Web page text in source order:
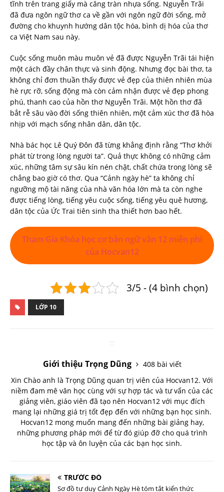
tĩnh trên trang giấy mà căng tràn nhựa sống. Nguyễn Trãi
đã đưa ngôn ngữ thơ ca về gần với ngôn ngữ đời sống, mở
đường cho khuynh hướng dân tộc hóa, bình dị hóa của thơ
ca Việt Nam sau này.
Cuộc sống muôn màu muôn vẻ đã được Nguyễn Trãi tái hiện
một cách đầy chân thực và sinh động. Nhưng đọc bài thơ, ta
không chỉ đơn thuần thấy được vẻ đẹp của thiên nhiên mùa
hè rực rỡ, sống động mà còn cảm nhận được vẻ đẹp phong
phú, thanh cao của hồn thơ Nguyễn Trãi. Một hồn thơ đã
bắt rễ sâu vào đời sống thiên nhiên, một cảm xúc thơ đã hòa
nhịp với mạch sống nhân dân, dân tộc.
Nhà bác học Lê Quý Đôn đã từng khẳng định rằng “Thơ khởi
phát từ trong lòng người ta”. Quả thực không có những cảm
xúc, những tâm sự sâu kín nén chặt, chất chứa trong lòng sẽ
chẳng bao giờ có thơ. Qua “Cảnh ngày hè” ta không chỉ
ngưỡng mộ tài năng của nhà văn hóa lớn mà ta còn nghe
được tiếng lòng, tiếng yêu cuộc sống, tiếng yêu quê hương,
dân tộc của Ức Trai tiên sinh tha thiết hơn bao hết.
Tham Gia Khóa học cơ bản ngữ văn 12 miễn phí
của Hocvan12
3/5 - (4 bình chọn)
LỚP 10
Giới thiệu Trọng Dũng
408 bài viết
Xin Chào anh là Trọng Dũng quan trị viên của Hocvan12. Với
niềm đam mê văn học cùng với sự hợp tác và tư vấn của các
giảng viên, giáo viên đã tạo nên Hocvan12 với mục đích
mang lại những giá trị tốt đẹp đến với những bạn học sinh.
Hocvan12 mong muốn mang đến những bài giảng hay,
những phương pháp mới để từ đó giúp đỡ cho quá trình
học tập và ôn luyện của các bạn học sinh.
TRƯỚC ĐÓ
Sơ đồ tư duy Cảnh Ngày Hè tóm tắt kiến thức